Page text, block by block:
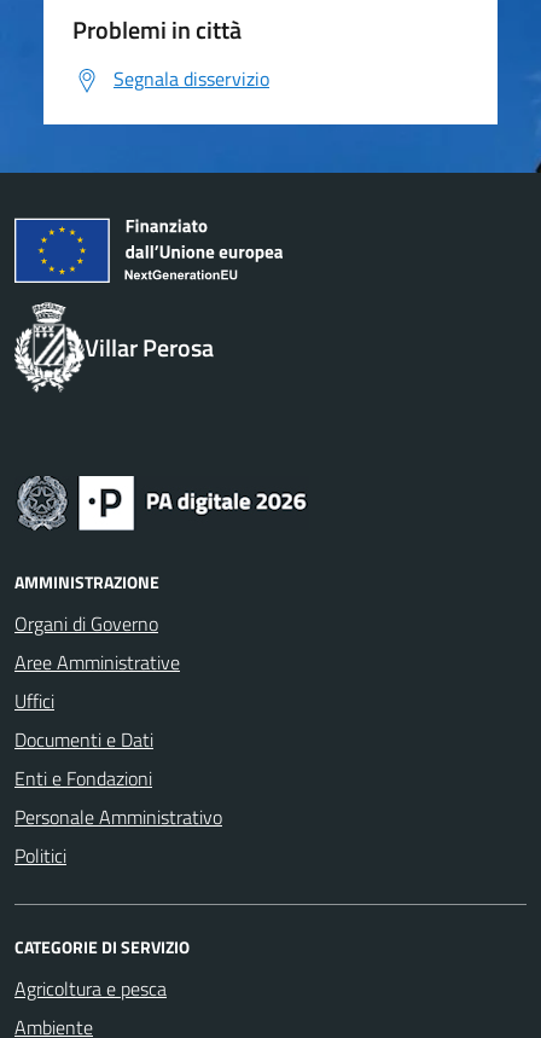
Problemi in città
Segnala disservizio
Villar Perosa
AMMINISTRAZIONE
Organi di Governo
Aree Amministrative
Uffici
Documenti e Dati
Enti e Fondazioni
Personale Amministrativo
Politici
CATEGORIE DI SERVIZIO
Agricoltura e pesca
Ambiente